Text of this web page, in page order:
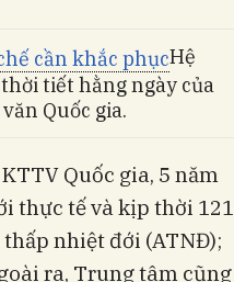
Hệ
tiết hằng ngày của
Quốc gia.
Quốc gia, 5 năm
thực tế và kịp thời 121
nhiệt đới (ATNĐ);
ra, Trung tâm cũng